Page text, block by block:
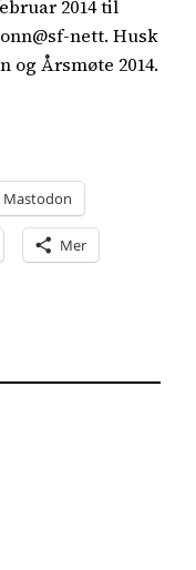
2014 til
nett. Husk
og Årsmøte 2014.
Mastodon
Mer